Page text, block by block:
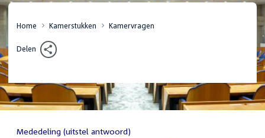
Home Kamerstukken Kamervragen
Delen
Mededeling (uitstel antwoord)